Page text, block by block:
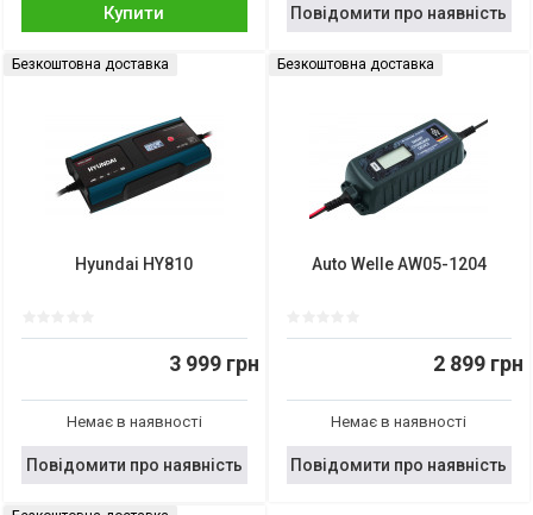
Купити Повідомити про наявність
Безкоштовна доставка
Hyundai HY810
3 999 грн
Немає в наявності
Повідомити про наявність
Безкоштовна доставка
Auto Welle AW05-1204
2 899 грн
Немає в наявності
Повідомити про наявність